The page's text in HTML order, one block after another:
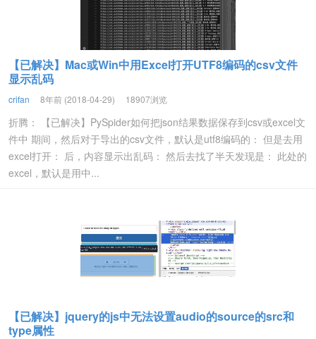
【已解决】Mac或Win中用Excel打开UTF8编码的csv文件
显示乱码
crifan 8年前 (2018-04-29) 18907浏览
折腾： 【已解决】PySpider如何把json结果数据保存到csv或excel文
件中 期间，然后对于导出的csv文件，默认是utf8编码的： 但是去用
excel打开： 后，内容显示出乱码： 然后去找了半天发现是： 此处的
excel，默认是用中...
【已解决】jquery的js中无法设置audio的source的src和
type属性